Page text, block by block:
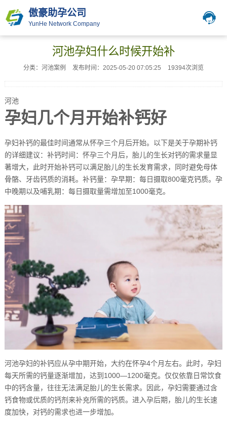
傲豪助孕公司
YunHe Network Company
河池孕妇什么时候开始补
分类：河池案例 发布时间：2025-05-20 07:05:25 19394次浏览
河池
孕妇几个月开始补钙好
孕妇补钙的最佳时间通常从怀孕三个月后开始。以下是关于孕期补钙
的详细建议：补钙时间：怀孕三个月后，胎儿的生长对钙的需求量显
著增大，此时开始补钙可以满足胎儿的生长发育需求，同时避免母体
骨骼、牙齿钙质的消耗。补钙量：孕早期：每日摄取800毫克钙质。孕
中晚期以及哺乳期：每日摄取量需增加至1000毫克。
河池孕妇的补钙应从孕中期开始，大约在怀孕4个月左右。此时，孕妇
每天所需的钙量逐渐增加，达到1000—1200毫克。仅仅依靠日常饮食
中的钙含量，往往无法满足胎儿的生长需求。因此，孕妇需要通过含
钙食物或优质的钙剂来补充所需的钙质。进入孕后期，胎儿的生长速
度加快，对钙的需求也进一步增加。